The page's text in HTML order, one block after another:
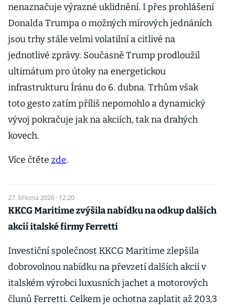
nenaznačuje výrazné uklidnění. I přes prohlášení
Donalda Trumpa o možných mírových jednáních
jsou trhy stále velmi volatilní a citlivé na
jednotlivé zprávy. Současně Trump prodloužil
ultimátum pro útoky na energetickou
infrastrukturu Íránu do 6. dubna. Trhům však
toto gesto zatím příliš nepomohlo a dynamický
vývoj pokračuje jak na akciích, tak na drahých
kovech.
Více čtěte zde.
27. března 2026 · 12:20
KKCG Maritime zvýšila nabídku na odkup dalších
akcií italské firmy Ferretti
Investiční společnost KKCG Maritime zlepšila
dobrovolnou nabídku na převzetí dalších akcií v
italském výrobci luxusních jachet a motorových
člunů Ferretti. Celkem je ochotna zaplatit až 203,3